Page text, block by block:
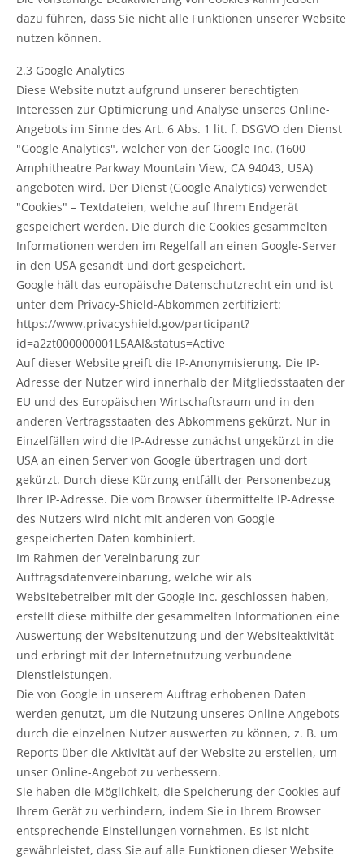
dazu führen, dass Sie nicht alle Funktionen unserer Website
nutzen können.
2.3 Google Analytics
Diese Website nutzt aufgrund unserer berechtigten
Interessen zur Optimierung und Analyse unseres Online-
Angebots im Sinne des Art. 6 Abs. 1 lit. f. DSGVO den Dienst
"Google Analytics", welcher von der Google Inc. (1600
Amphitheatre Parkway Mountain View, CA 94043, USA)
angeboten wird. Der Dienst (Google Analytics) verwendet
"Cookies" – Textdateien, welche auf Ihrem Endgerät
gespeichert werden. Die durch die Cookies gesammelten
Informationen werden im Regelfall an einen Google-Server
in den USA gesandt und dort gespeichert.
Google hält das europäische Datenschutzrecht ein und ist
unter dem Privacy-Shield-Abkommen zertifiziert:
https://www.privacyshield.gov/participant?
id=a2zt000000001L5AAI&status=Active
Auf dieser Website greift die IP-Anonymisierung. Die IP-
Adresse der Nutzer wird innerhalb der Mitgliedsstaaten der
EU und des Europäischen Wirtschaftsraum und in den
anderen Vertragsstaaten des Abkommens gekürzt. Nur in
Einzelfällen wird die IP-Adresse zunächst ungekürzt in die
USA an einen Server von Google übertragen und dort
gekürzt. Durch diese Kürzung entfällt der Personenbezug
Ihrer IP-Adresse. Die vom Browser übermittelte IP-Adresse
des Nutzers wird nicht mit anderen von Google
gespeicherten Daten kombiniert.
Im Rahmen der Vereinbarung zur
Auftragsdatenvereinbarung, welche wir als
Websitebetreiber mit der Google Inc. geschlossen haben,
erstellt diese mithilfe der gesammelten Informationen eine
Auswertung der Websitenutzung und der Websiteaktivität
und erbringt mit der Internetnutzung verbundene
Dienstleistungen.
Die von Google in unserem Auftrag erhobenen Daten
werden genutzt, um die Nutzung unseres Online-Angebots
durch die einzelnen Nutzer auswerten zu können, z. B. um
Reports über die Aktivität auf der Website zu erstellen, um
unser Online-Angebot zu verbessern.
Sie haben die Möglichkeit, die Speicherung der Cookies auf
Ihrem Gerät zu verhindern, indem Sie in Ihrem Browser
entsprechende Einstellungen vornehmen. Es ist nicht
gewährleistet, dass Sie auf alle Funktionen dieser Website